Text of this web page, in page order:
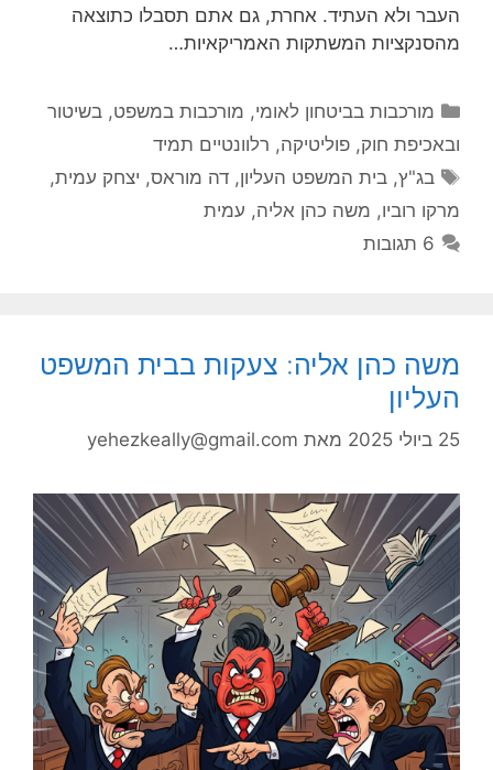
העבר ולא העתיד. אחרת, גם אתם תסבלו כתוצאה
מהסנקציות המשתקות האמריקאיות…
קטגוריות
מורכבות בביטחון לאומי, מורכבות במשפט, בשיטור
ובאכיפת חוק, פוליטיקה, רלוונטיים תמיד
תגיות
בג"ץ,בית המשפט העליון,דה מוראס, יצחק עמית,
מרקו רוביו, משה כהן אליה, עמית
6 תגובות
משה כהן אליה: צעקות בבית המשפט
העליון
25 ביולי 2025 מאת yehezkeally@gmail.com